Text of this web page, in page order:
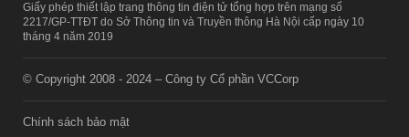
Giấy phép thiết lập trang thông tin điện tử tổng hợp trên mạng số
2217/GP-TTĐT do Sở Thông tin và Truyền thông Hà Nội cấp ngày 10
tháng 4 năm 2019
© Copyright 2008 - 2024 – Công ty Cổ phần VCCorp
Chính sách bảo mật